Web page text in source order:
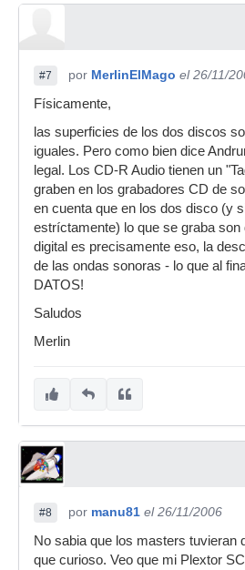
#7 por MerlinElMago el 26/11/
Físicamente,
las superficies de los dos discos
iguales. Pero como bien dice
legal. Los CD-R Audio tienen un
graben en los grabadores CD de
en cuenta que en los dos disco (y
estríctamente) lo que se graba
digital es precisamente eso, la
de las ondas sonoras - lo que al
DATOS!
Saludos
Merlin
#8 por manu81 el 26/11/2006
No sabia que los masters tuvieran
que curioso. Veo que mi Plextor